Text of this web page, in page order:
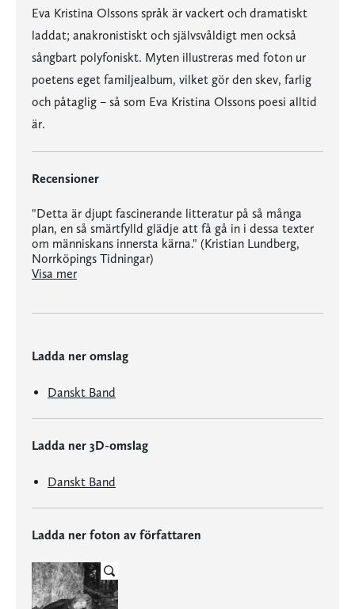
Eva Kristina Olssons språk är vackert och dramatiskt
laddat; anakronistiskt och självsvåldigt men också
sångbart polyfoniskt. Myten illustreras med foton ur
poetens eget familjealbum, vilket gör den skev, farlig
och påtaglig – så som Eva Kristina Olssons poesi alltid
är.
Recensioner
"Detta är djupt fascinerande litteratur på så många
plan, en så smärtfylld glädje att få gå in i dessa texter
om människans innersta kärna." (Kristian Lundberg,
Norrköpings Tidningar)
Visa mer
Ladda ner omslag
Danskt Band
Ladda ner 3D-omslag
Danskt Band
Ladda ner foton av författaren